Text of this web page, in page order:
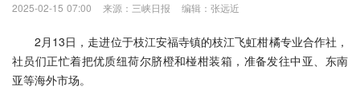
2025-02-15 07:00 来源：三峡日报 编辑：张远近
2月13日，走进位于枝江安福寺镇的枝江飞虹柑橘专业合作社，
社员们正忙着把优质纽荷尔脐橙和椪柑装箱，准备发往中亚、东南
亚等海外市场。